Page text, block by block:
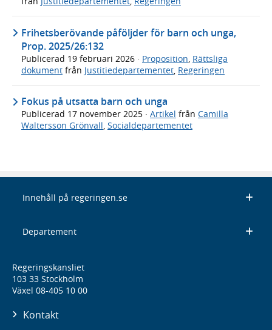
Frihetsberövande påföljder för barn och unga,
Prop. 2025/26:132
Publicerad 19 februari 2026 · Proposition Rättsliga
dokument från Justitiedepartementet Regeringen
Fokus på utsatta barn och unga
Publicerad 17 november 2025 · Artikel från Camilla
Waltersson Grönvall, Socialdepartementet
Innehåll på regeringen.se
Departement
Regeringskansliet
103 33 Stockholm
Växel 08-405 10 00
Kontakt